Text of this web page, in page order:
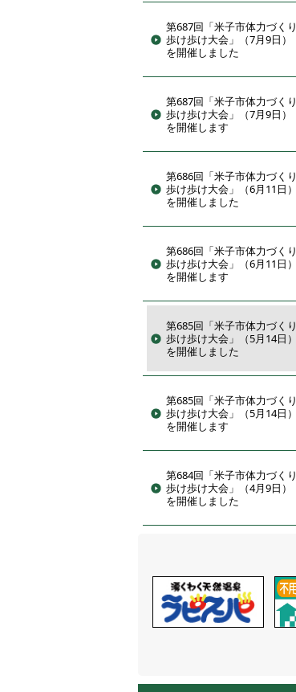
第687回「米子市体力づくり
歩け歩け大会」（7月9日）
を開催しました
第687回「米子市体力づくり
歩け歩け大会」（7月9日）
を開催します
第686回「米子市体力づくり
歩け歩け大会」（6月11日）
を開催しました
第686回「米子市体力づくり
歩け歩け大会」（6月11日）
を開催します
第685回「米子市体力づくり
歩け歩け大会」（5月14日）
を開催しました
第685回「米子市体力づくり
歩け歩け大会」（5月14日）
を開催します
第684回「米子市体力づくり
歩け歩け大会」（4月9日）
を開催しました